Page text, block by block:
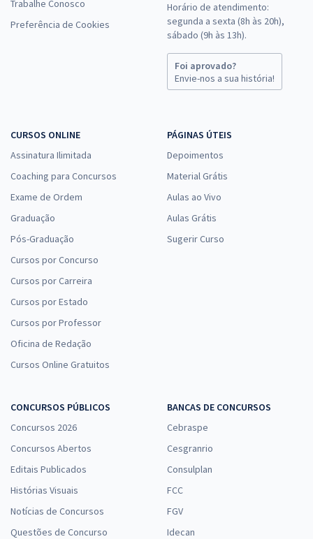
Trabalhe Conosco
Preferência de Cookies
Horário de atendimento:
segunda a sexta (8h às 20h),
sábado (9h às 13h).
Foi aprovado?
Envie-nos a sua história!
CURSOS ONLINE
Assinatura Ilimitada
Coaching para Concursos
Exame de Ordem
Graduação
Pós-Graduação
Cursos por Concurso
Cursos por Carreira
Cursos por Estado
Cursos por Professor
Oficina de Redação
Cursos Online Gratuitos
PÁGINAS ÚTEIS
Depoimentos
Material Grátis
Aulas ao Vivo
Aulas Grátis
Sugerir Curso
CONCURSOS PÚBLICOS
Concursos 2026
Concursos Abertos
Editais Publicados
Histórias Visuais
Notícias de Concursos
Questões de Concurso
BANCAS DE CONCURSOS
Cebraspe
Cesgranrio
Consulplan
FCC
FGV
Idecan